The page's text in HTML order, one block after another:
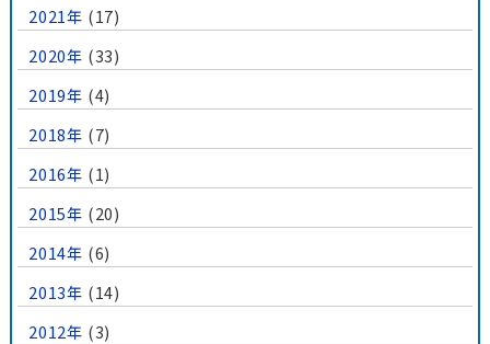
2021年 (17)
2020年 (33)
2019年 (4)
2018年 (7)
2016年 (1)
2015年 (20)
2014年 (6)
2013年 (14)
2012年 (3)